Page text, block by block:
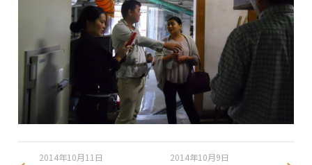
2014年10月11日 2014年10月9日